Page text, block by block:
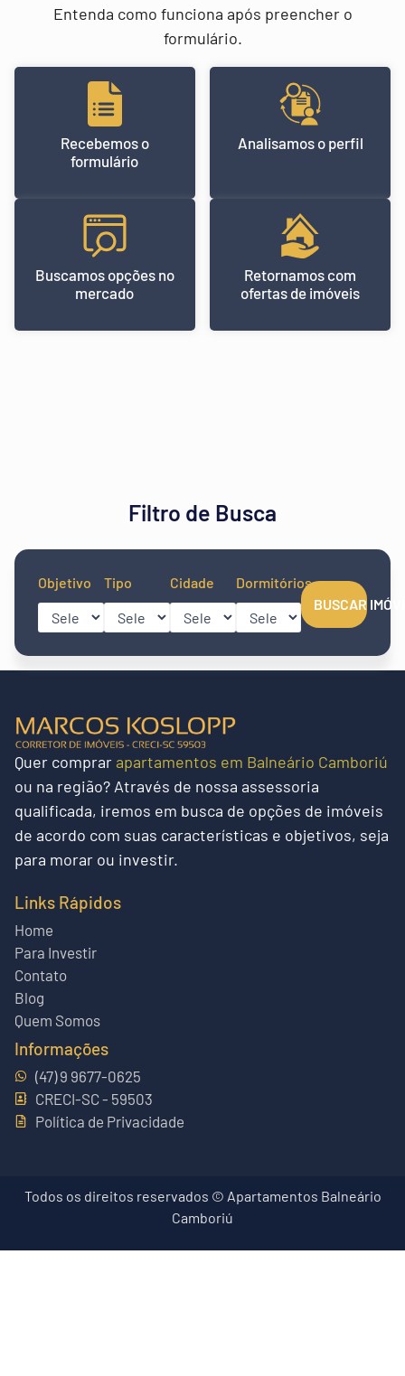
Entenda como funciona após preencher o
formulário.
Recebemos o
formulário
Analisamos o perfil
Buscamos opções no
mercado
Retornamos com
ofertas de imóveis
Filtro de Busca
Objetivo Tipo Cidade
Dormitórios
BUSCAR
Quer comprar apartamentos em Balneário Camboriú
ou na região? Através de nossa assessoria
qualificada, iremos em busca de opções de imóveis
de acordo com suas características e objetivos, seja
para morar ou investir.
Links Rápidos
Home
Para Investir
Contato
Blog
Quem Somos
Informações
(47) 9 9677-0625
CRECI-SC - 59503
Política de Privacidade
Todos os direitos reservados © Apartamentos Balneário
Camboriú